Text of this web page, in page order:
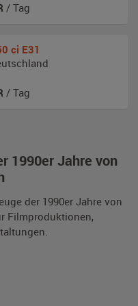
1990er Jahre von
der 1990er Jahre von
Filmproduktionen,
/ Tag
ci E31
/ Tag